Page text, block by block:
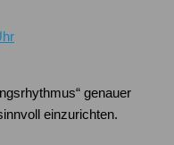
genauer
einzurichten.